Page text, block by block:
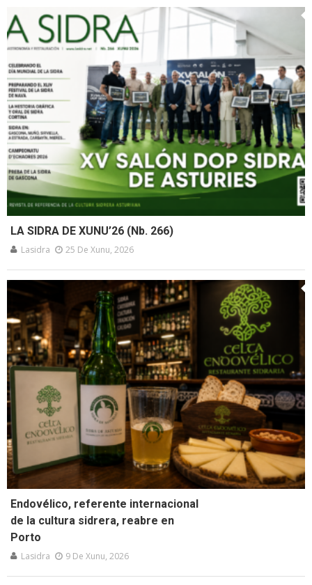
LA SIDRA DE XUNU’26 (Nb. 266)
Lasidra 25 De Xunu, 2026
Endovélico, referente internacional
de la cultura sidrera, reabre en
Porto
Lasidra 9 De Xunu, 2026